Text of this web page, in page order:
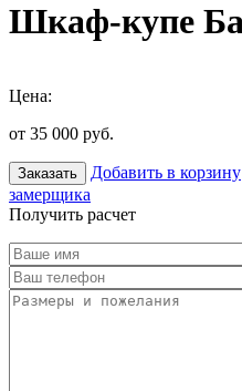
Шкаф-купе
Цена:
от 35 000 руб.
Заказать Добавить в корзину
замерщика
Получить расчет